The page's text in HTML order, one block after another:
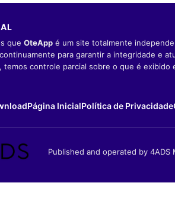
que OteApp é um site totalmente
para garantir a integridade e
temos controle parcial sobre o que é
Página InicialPolítica de Privacidade
Published and operated by 4ADS